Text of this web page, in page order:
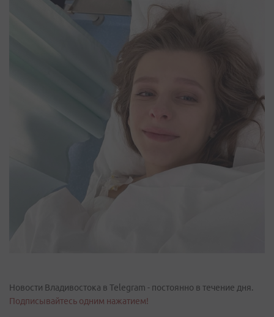
Новости Владивостока в Telegram - постоянно в течение дня.
Подписывайтесь одним нажатием!